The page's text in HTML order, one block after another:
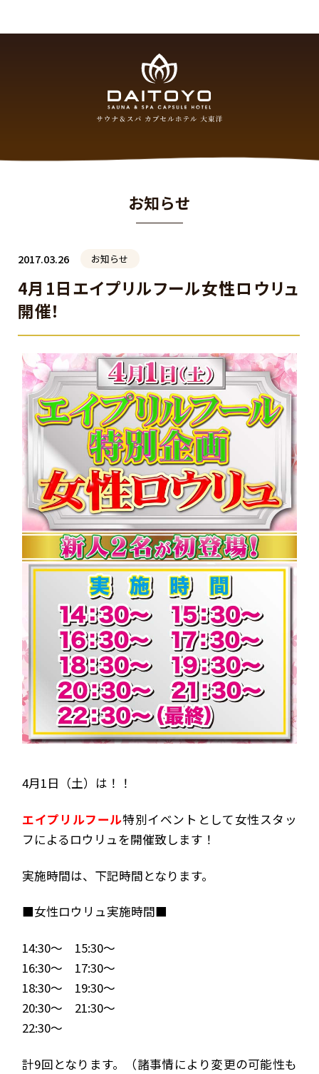
お知らせ
2017.03.26 お知らせ
4月1日エイプリルフール女性ロウリュ
開催！
4月1日（土）は！！
エイプリルフール特別イベントとして女性スタッ
フによるロウリュを開催致します！
実施時間は、下記時間となります。
■女性ロウリュ実施時間■
14:30～ 15:30～
16:30～ 17:30～
18:30～ 19:30～
20:30～ 21:30～
22:30～
計9回となります。（諸事情により変更の可能性も